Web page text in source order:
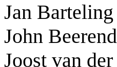
Jan Barteling
John
Joost van